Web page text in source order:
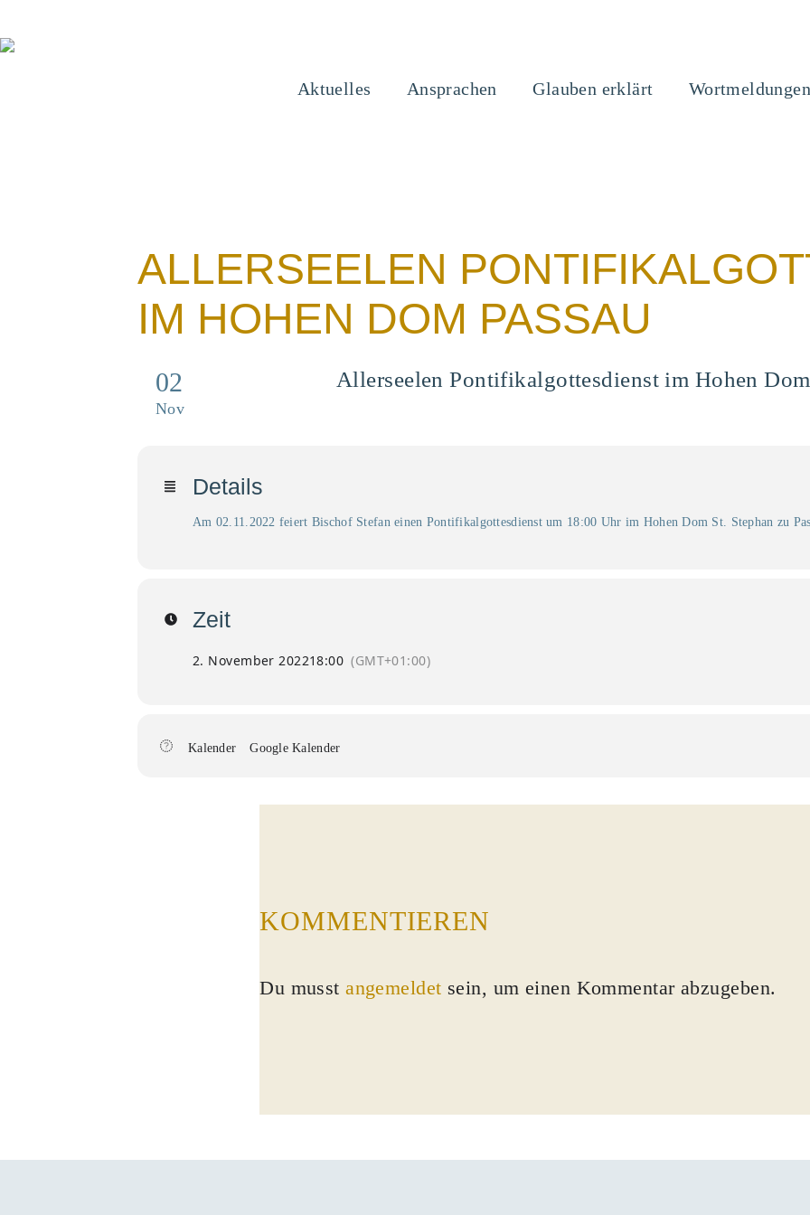
Aktuelles Ansprachen Glauben erklärt Wortmeldungen
ALLERSEELEN
IM HOHEN DOM PASSAU
02
Nov
Allerseelen Pontifikalgottesdienst im Hohen Dom
Details
Am 02.11.2022 feiert Bischof Stefan einen Pontifikalgottesdienst um 18:00 Uhr im Hohen Dom St. Stephan zu
Zeit
2. November 202218:00 (GMT+01:00)
Kalender Google Kalender
KOMMENTIEREN
Du musstangemeldet sein, um einen Kommentar abzugeben.